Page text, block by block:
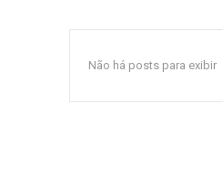
Não há posts para exibir